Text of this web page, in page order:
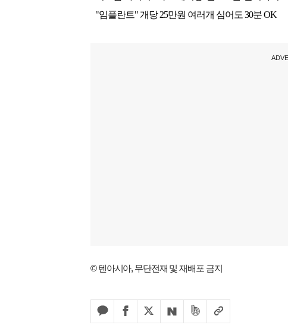
© 텐아시아, 무단전재 및 재배포 금지